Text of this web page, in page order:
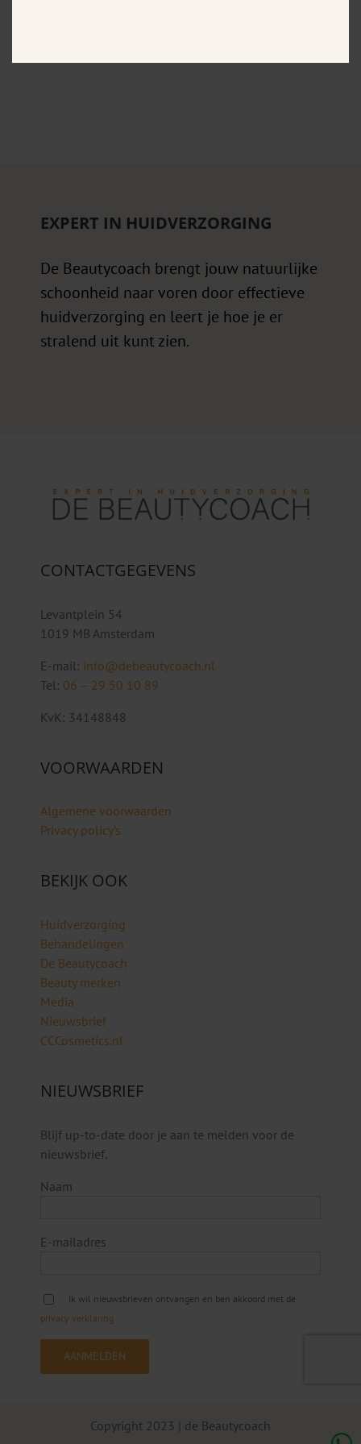
EXPERT IN HUIDVERZORGING
De Beautycoach brengt jouw natuurlijke
schoonheid naar voren door effectieve
huidverzorging en leert je hoe je er
stralend uit kunt zien.
CONTACTGEGEVENS
Levantplein 54
1019 MB Amsterdam
E-mail: info@debeautycoach.nl
Tel: 06 – 29 50 10 89
KvK: 34148848
VOORWAARDEN
Algemene voorwaarden
Privacy policy’s
BEKIJK OOK
Huidverzorging
Behandelingen
De Beautycoach
Beauty merken
Media
Nieuwsbrief
CCCosmetics.nl
NIEUWSBRIEF
Blijf up-to-date door je aan te melden voor de
nieuwsbrief.
Naam
E-mailadres
Ik wil nieuwsbrieven ontvangen en ben akkoord met de
privacy verklaring
Copyright 2023 | de Beautycoach